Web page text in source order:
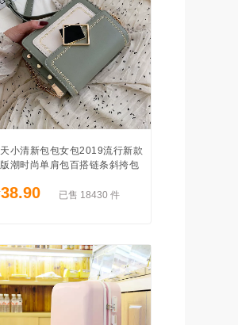
小清新包包女包2019流行新款
潮时尚单肩包百搭链条斜挎包
38.90 已售 18430 件